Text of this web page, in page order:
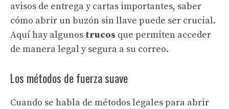
avisos de entrega y cartas importantes, saber
cómo abrir un buzón sin llave puede ser crucial.
Aquí hay algunos trucos que permiten acceder
de manera legal y segura a su correo.
Los métodos de fuerza suave
Cuando se habla de métodos legales para abrir